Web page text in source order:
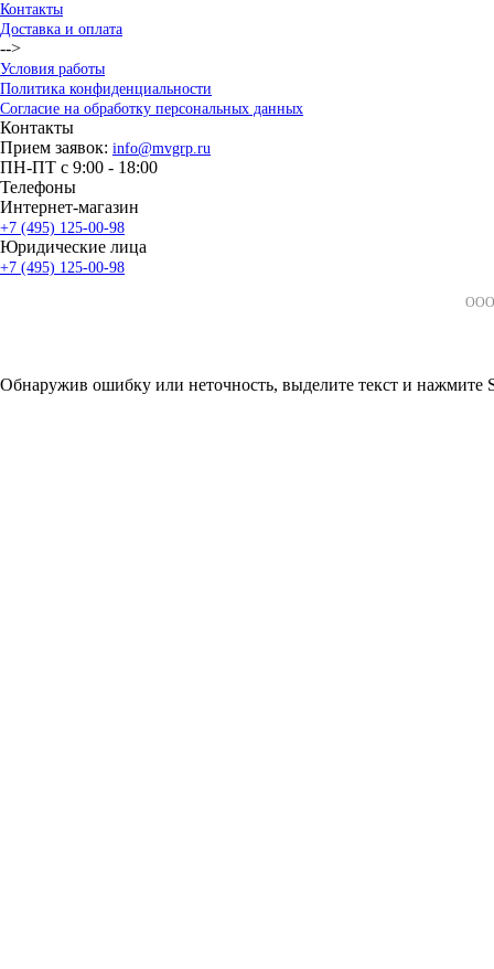
Контакты
Доставка и оплата
-->
Условия работы
Политика конфиденциальности
Согласие на обработку персональных данных
Контакты
Прием заявок: info@mvgrp.ru
ПН-ПТ с 9:00 - 18:00
Телефоны
Интернет-магазин
+7 (495) 125-00-98
Юридические лица
+7 (495) 125-00-98
ООО
Обнаружив ошибку или неточность, выделите текст и нажмите